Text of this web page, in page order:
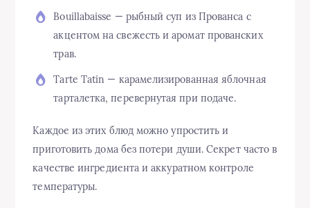
Bouillabaisse — рыбный суп из Прованса с
акцентом на свежесть и аромат прованских
трав.
Tarte Tatin — карамелизированная яблочная
тарталетка, перевернутая при подаче.
Каждое из этих блюд можно упростить и
приготовить дома без потери души. Секрет часто в
качестве ингредиента и аккуратном контроле
температуры.